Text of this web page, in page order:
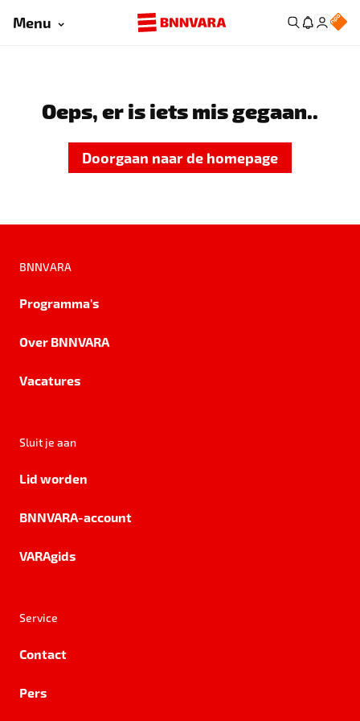
Menu
Oeps, er is iets mis gegaan..
Doorgaan naar de homepage
BNNVARA
Programma's
Over BNNVARA
Vacatures
Sluit je aan
Lid worden
BNNVARA-account
VARAgids
Service
Contact
Pers